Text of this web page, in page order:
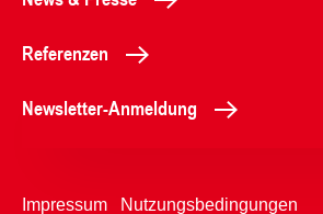
Referenzen
Newsletter-Anmeldung
Impressum Nutzungsbedingungen